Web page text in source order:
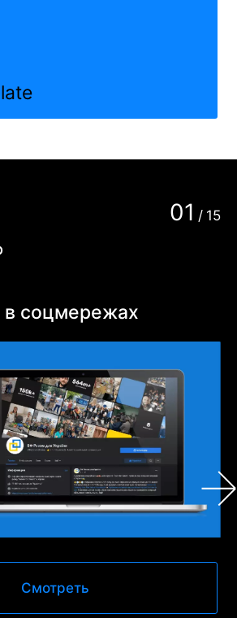
01 / 15
в соцмережах
Смотреть